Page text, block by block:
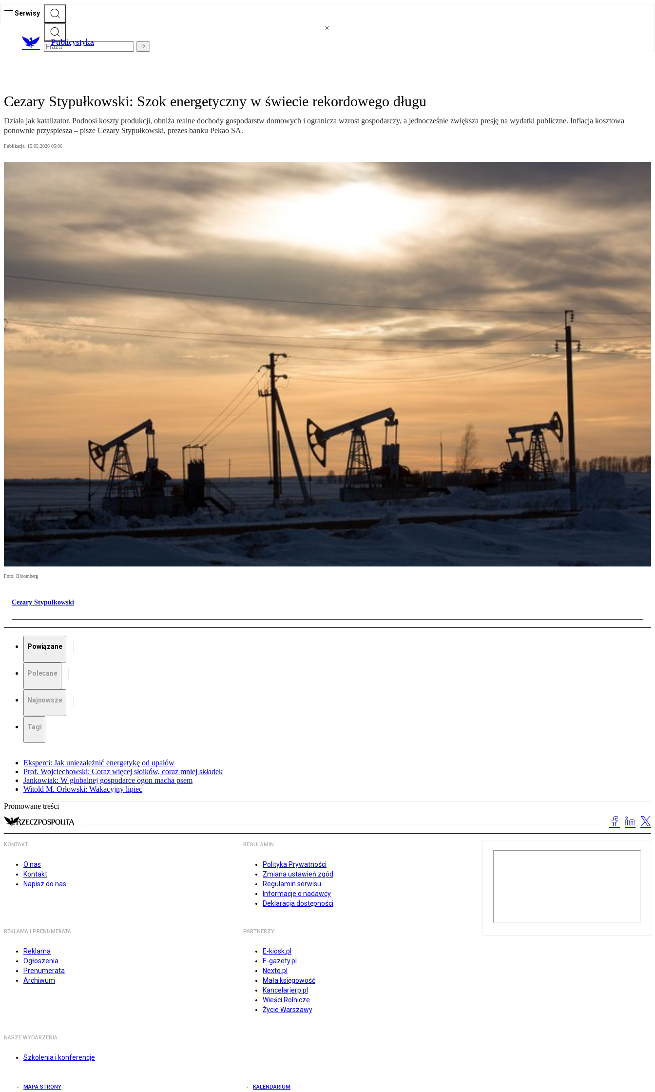
Serwisy
Publicystyka
Cezary Stypułkowski: Szok energetyczny w świecie rekordowego długu
Działa jak katalizator. Podnosi koszty produkcji, obniża realne dochody gospodarstw domowych i ogranicza wzrost gospodarczy, a jednocześnie zwiększa presję na wydatki publiczne. Inflacja kosztowa
ponownie przyspiesza – pisze Cezary Stypułkowski, prezes banku Pekao SA.
Publikacja: 15.05.2026 05:06
Foto: Bloomberg
Cezary Stypułkowski
Powiązane
Polecane
Najnowsze
Tagi
Eksperci: Jak uniezależnić energetykę od upałów
Prof. Wojciechowski: Coraz więcej słoików, coraz mniej składek
Jankowiak: W globalnej gospodarce ogon macha psem
Witold M. Orłowski: Wakacyjny lipiec
Promowane treści
KONTAKT
O nas
Kontakt
Napisz do nas
REGULAMIN
Polityka Prywatności
Zmiana ustawień zgód
Regulamin serwisu
Informacje o nadawcy
Deklaracja dostępności
REKLAMA I PRENUMERATA
Reklama
Ogłoszenia
Prenumerata
Archiwum
PARTNERZY
E-kiosk.pl
E-gazety.pl
Nexto.pl
Mała księgowość
Kancelarierp.pl
Wieści Rolnicze
Życie Warszawy
NASZE WYDARZENIA
Szkolenia i konferencje
MAPA STRONY KALENDARIUM